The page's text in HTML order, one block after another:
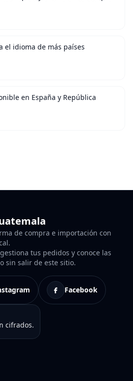
el idioma de más países
en España y República
de compra e importación con
tus pedidos y conoce las
sin salir de este sitio.
Facebook
cifrados.